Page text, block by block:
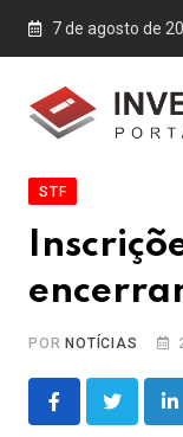
Skip
7 de agosto de
STF
PORNOTÍCIAS